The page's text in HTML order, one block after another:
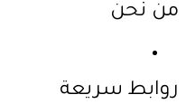
من نحن
روابط سريعة